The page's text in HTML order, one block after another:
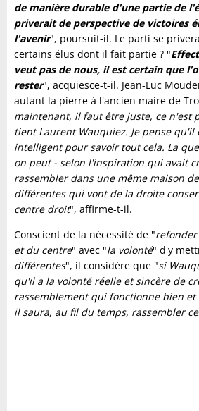
de manière durable d'une partie de
priverait de perspective de victoires
l'avenir", poursuit-il. Le parti se
certains élus dont il fait partie ? "
veut pas de nous, il est certain que
rester", acquiesce-t-il. Jean-Luc
autant la pierre à l'ancien maire de
maintenant, il faut être juste, ce n'est
tient Laurent Wauquiez. Je pense
intelligent pour savoir tout cela. La
on peut - selon l'inspiration qui avait
rassembler dans une même maison
différentes qui vont de la droite
centre droit", affirme-t-il.
Conscient de la nécessité de "
et du centre" avec "la volonté" d'y
différentes", il considère que "si
qu'il a la volonté réelle et sincère de
rassemblement qui fonctionne bien
il saura, au fil du temps, rassembler